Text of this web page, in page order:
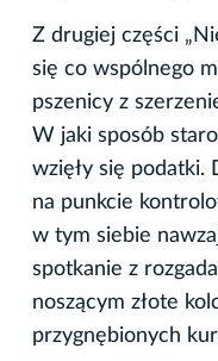
Z drugiej części
się co wspólnego
pszenicy z
W jaki sposób
wzięły się podatki.
na punkcie
w tym siebie
spotkanie z
noszącym złote
przygnębionych